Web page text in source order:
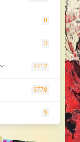
0
3
3712
9778
9